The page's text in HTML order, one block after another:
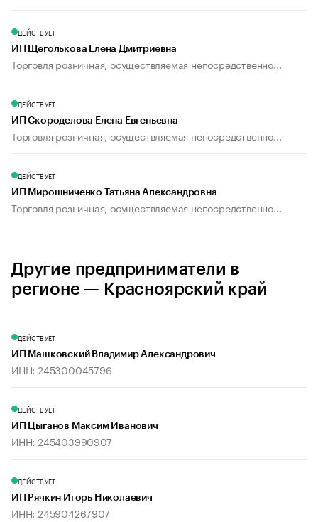
ДЕЙСТВУЕТ
ИП Щеголькова Елена Дмитриевна
Торговля розничная, осуществляемая непосредственно...
ДЕЙСТВУЕТ
ИП Скороделова Елена Евгеньевна
Торговля розничная, осуществляемая непосредственно...
ДЕЙСТВУЕТ
ИП Мирошниченко Татьяна Александровна
Торговля розничная, осуществляемая непосредственно...
Другие предприниматели в
регионе — Красноярский край
ДЕЙСТВУЕТ
ИП Машковский Владимир Александрович
ИНН: 245300045796
ДЕЙСТВУЕТ
ИП Цыганов Максим Иванович
ИНН: 245403990907
ДЕЙСТВУЕТ
ИП Рячкин Игорь Николаевич
ИНН: 245904267907